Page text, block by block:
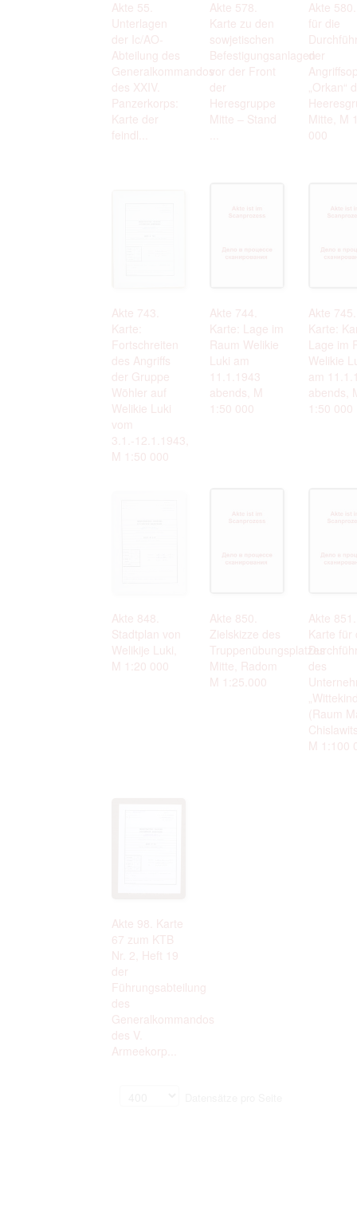
Akte 55.
Unterlagen
der Ic/AO-
Abteilung des
Generalkommandos
des XXIV.
Panzerkorps:
Karte der
feindl...
Akte 578.
Karte zu den
sowjetischen
Befestigungsanlagen
vor der Front
der
Heresgruppe
Mitte – Stand
Akte
für die
der
„Orkan“
Mitte, M
000
Akte 743.
Karte:
Fortschreiten
des Angriffs
der Gruppe
Wöhler auf
Welikie Luki
vom
3.1.-12.1.1943,
M 1:50 000
Akte 744.
Karte: Lage im
Raum Welikie
Luki am
11.1.1943
abends, M
1:50 000
Akte 745.
Karte:
Lage im
Welikie
am
abends,
1:50 000
Akte 848.
Stadtplan von
Welikije Luki,
M 1:20 000
Akte 850.
Zielskizze des
Truppenübungsplatzes
Mitte, Radom
M 1:25.000
Akte 851.
Karte für
des
(Raum
M 1:100
Akte 98. Karte
67 zum KTB
Nr. 2, Heft 19
der
Führungsabteilung
des
Generalkommandos
des V.
Armeekorp...